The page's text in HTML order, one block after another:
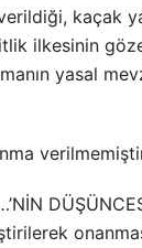
kaçak
ilkesinin
yasal